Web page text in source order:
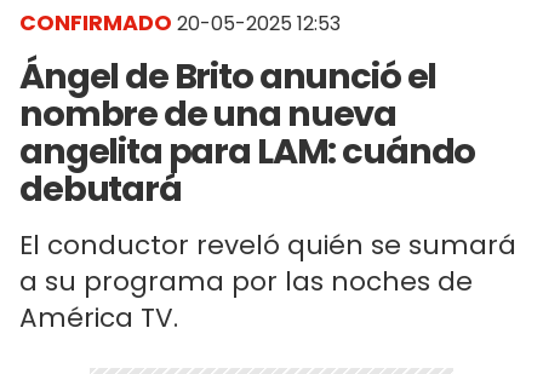
CONFIRMADO 20-05-2025 12:53
Ángel de Brito anunció el
nombre de una nueva
angelita para LAM: cuándo
debutará
El conductor reveló quién se sumará
a su programa por las noches de
América TV.